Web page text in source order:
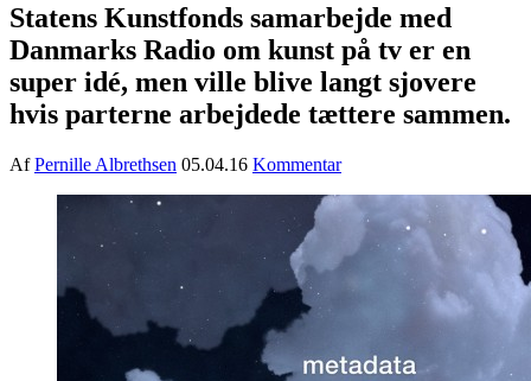
Statens Kunstfonds samarbejde med
Danmarks Radio om kunst på tv er en
super idé, men ville blive langt sjovere
hvis parterne arbejdede tættere sammen.
AfPernille Albrethsen 05.04.16 Kommentar